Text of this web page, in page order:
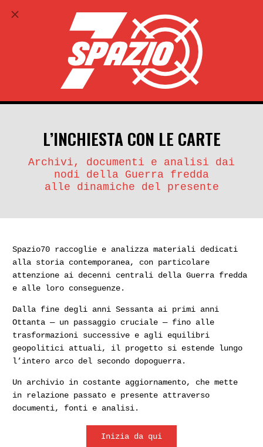
ABBONATI
search account_circle
L’INCHIESTA CON LE CARTE
Archivi, documenti e analisi dai
nodi della Guerra fredda
alle dinamiche del presente
Spazio70 raccoglie e analizza materiali dedicati
alla storia contemporanea, con particolare
attenzione ai decenni centrali della Guerra fredda
e alle loro conseguenze.
Dalla fine degli anni Sessanta ai primi anni
Ottanta — un passaggio cruciale — fino alle
trasformazioni successive e agli equilibri
geopolitici attuali, il progetto si estende lungo
l’intero arco del secondo dopoguerra.
Un archivio in costante aggiornamento, che mette
in relazione passato e presente attraverso
documenti, fonti e analisi.
Inizia da qui